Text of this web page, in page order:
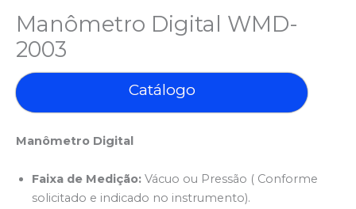
Manômetro Digital WMD-
2003
Catálogo
Manômetro Digital
Faixa de Medição: Vácuo ou Pressão ( Conforme
solicitado e indicado no instrumento).